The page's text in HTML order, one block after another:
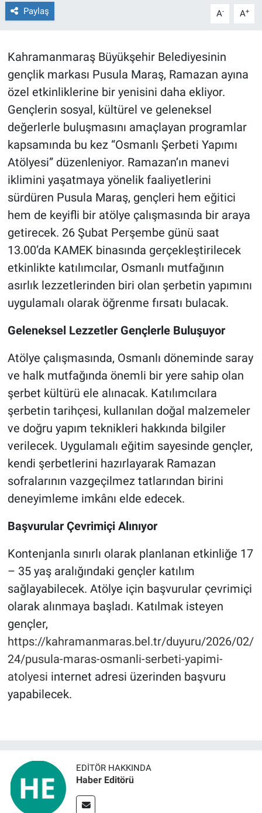
Paylaş A- A+
Kahramanmaraş Büyükşehir Belediyesinin
gençlik markası Pusula Maraş, Ramazan ayına
özel etkinliklerine bir yenisini daha ekliyor.
Gençlerin sosyal, kültürel ve geleneksel
değerlerle buluşmasını amaçlayan programlar
kapsamında bu kez “Osmanlı Şerbeti Yapımı
Atölyesi” düzenleniyor. Ramazan’ın manevi
iklimini yaşatmaya yönelik faaliyetlerini
sürdüren Pusula Maraş, gençleri hem eğitici
hem de keyifli bir atölye çalışmasında bir araya
getirecek. 26 Şubat Perşembe günü saat
13.00’da KAMEK binasında gerçekleştirilecek
etkinlikte katılımcılar, Osmanlı mutfağının
asırlık lezzetlerinden biri olan şerbetin yapımını
uygulamalı olarak öğrenme fırsatı bulacak.
Geleneksel Lezzetler Gençlerle Buluşuyor
Atölye çalışmasında, Osmanlı döneminde saray
ve halk mutfağında önemli bir yere sahip olan
şerbet kültürü ele alınacak. Katılımcılara
şerbetin tarihçesi, kullanılan doğal malzemeler
ve doğru yapım teknikleri hakkında bilgiler
verilecek. Uygulamalı eğitim sayesinde gençler,
kendi şerbetlerini hazırlayarak Ramazan
sofralarının vazgeçilmez tatlarından birini
deneyimleme imkânı elde edecek.
Başvurular Çevrimiçi Alınıyor
Kontenjanla sınırlı olarak planlanan etkinliğe 17
– 35 yaş aralığındaki gençler katılım
sağlayabilecek. Atölye için başvurular çevrimiçi
olarak alınmaya başladı. Katılmak isteyen
gençler,
https://kahramanmaras.bel.tr/duyuru/2026/02/
24/pusula-maras-osmanli-serbeti-yapimi-
atolyesi internet adresi üzerinden başvuru
yapabilecek.
EDITÖR HAKKINDA
Haber Editörü
EĞİTİM
BİLİM VE TEKNOLOJİ
Güvenlik
Bölge